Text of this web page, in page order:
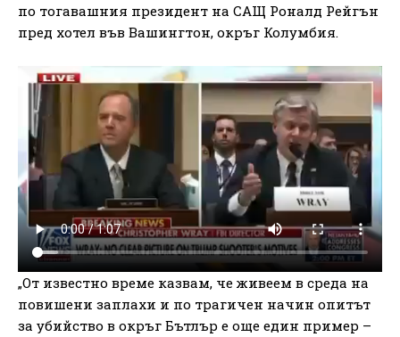
по тогавашния президент на САЩ Роналд Рейгън
пред хотел във Вашингтон, окръг Колумбия.
„От известно време казвам, че живеем в среда на
повишени заплахи и по трагичен начин опитът
за убийство в окръг Бътлър е още един пример –